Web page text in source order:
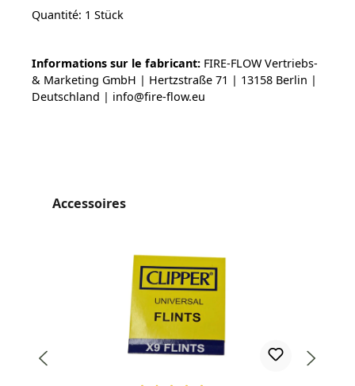
Quantité: 1 Stück
Informations sur le fabricant: FIRE-FLOW Vertriebs-
& Marketing GmbH | Hertzstraße 71 | 13158 Berlin |
Deutschland | info@fire-flow.eu
Ignorer la galerie de produits
Accessoires